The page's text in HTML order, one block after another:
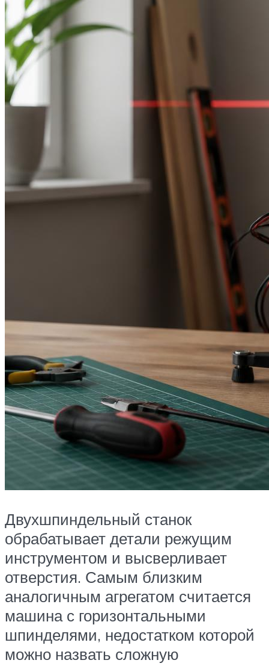
Двухшпиндельный станок
обрабатывает детали режущим
инструментом и высверливает
отверстия. Самым близким
аналогичным агрегатом считается
машина с горизонтальными
шпинделями, недостатком которой
можно назвать сложную